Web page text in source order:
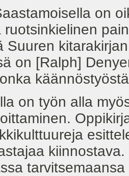
on
ruotsinkielinen
Suuren
on [Ralph]
on työn alla
tarvitsemaansa